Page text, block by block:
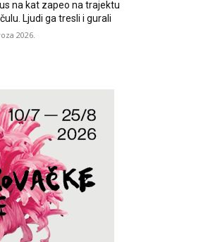
na kat zapeo na trajektu
Ljudi ga tresli i gurali
2026.